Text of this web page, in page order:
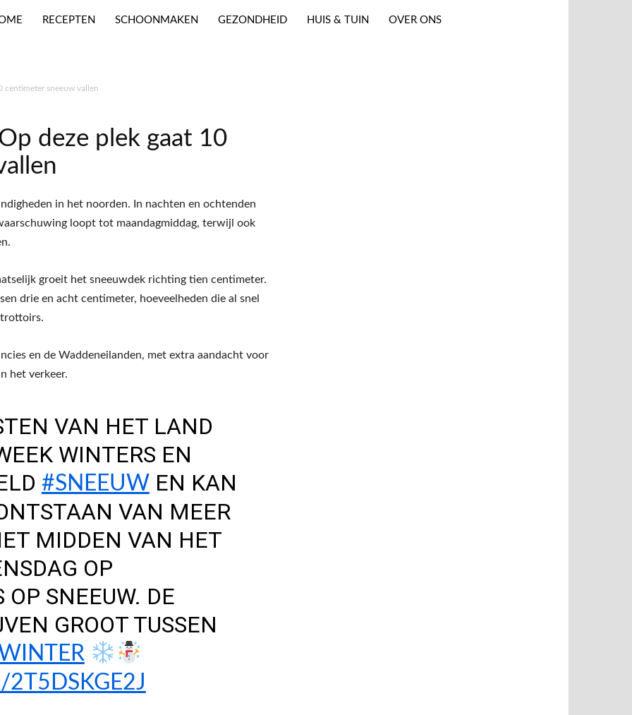
RECEPTEN SCHOONMAKEN GEZONDHEID HUIS & TUIN OVER ONS
centimeter sneeuw vallen
deze plek gaat 10
in het noorden. In nachten en ochtenden
loopt tot maandagmiddag, terwijl ook
groeit het sneeuwdek richting tien centimeter.
drie en acht centimeter, hoeveelheden die al snel
trottoirs.
en de Waddeneilanden, met extra aandacht voor
het verkeer.
VAN HET LAND
WINTERS EN
#SNEEUWEN KAN
VAN MEER
MIDDEN VAN HET
OP
SNEEUW. DE
GROOT TUSSEN
2T5DSKGE2J